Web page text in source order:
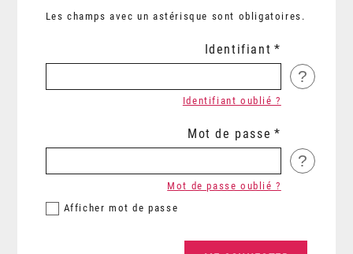
Les champs avec un astérisque sont obligatoires.
Identifiant
?
Identifiant oublié ?
Mot de passe
?
Afficher mot de passe
Mot de passe oublié ?